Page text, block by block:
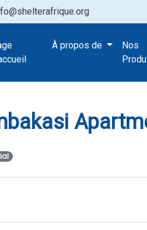
À propos de
Nos
Embakasi